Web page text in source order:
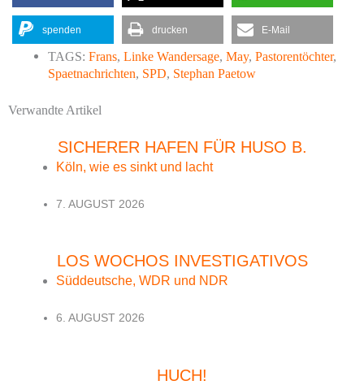
spenden drucken E-Mail
TAGS:Frans,Linke Wandersage,May,Pastorentöchter,
Spaetnachrichten, SPD, Stephan Paetow
Verwandte Artikel
SICHERER HAFEN FÜR HUSO B.
Köln, wie es sinkt und lacht
7. AUGUST 2026
LOS WOCHOS INVESTIGATIVOS
Süddeutsche, WDR und NDR
6. AUGUST 2026
HUCH!